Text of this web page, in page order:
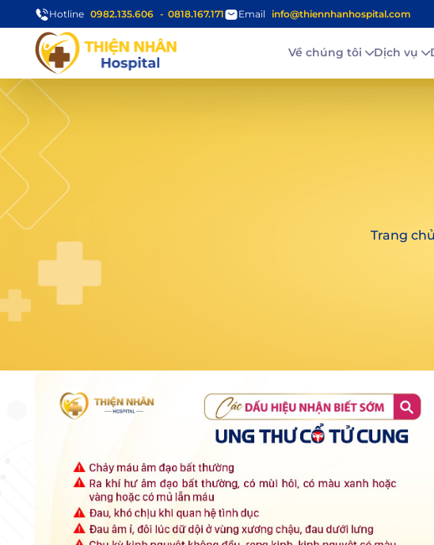
Hotline 0982.135.606 0818.167.171 Email info@thiennhanhospital.com
Về chúng tôi Dịch vụ
Trang chủ